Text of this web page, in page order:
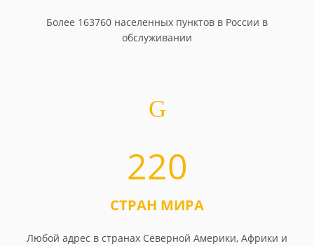
Более 163760 населенных пунктов в России в
обслуживании
220
СТРАН МИРА
Любой адрес в странах Северной Америки, Африки и